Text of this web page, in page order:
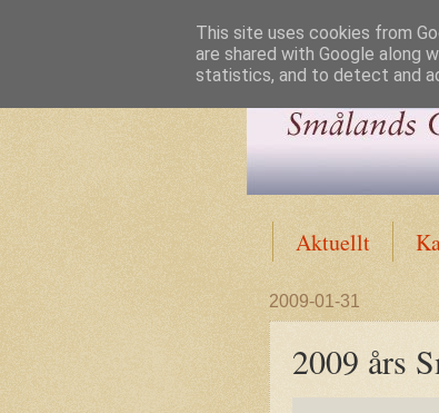
Aktuellt
2009-01-31
2009 års
This site uses cookies from
are shared with Google along
statistics, and to detect and